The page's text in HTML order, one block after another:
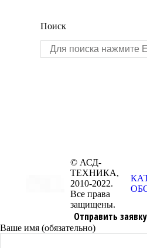
Поиск
Поиск:
© АСД-
ТЕХНИКА,
2010-2022.
Все права
защищены.
Отправить
Ваше имя (обязательно)